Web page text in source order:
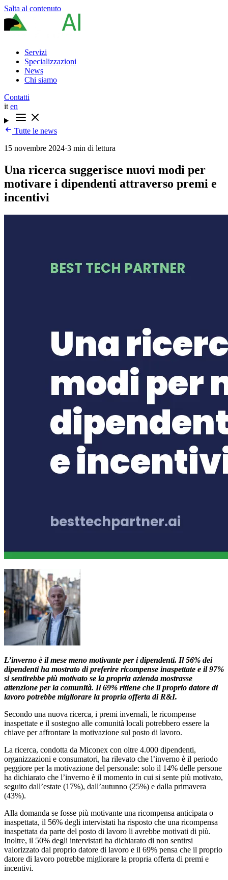
Salta al contenuto
Servizi
Specializzazioni
News
Chi siamo
Contatti
it en
Tutte le news
15 novembre 2024·3 min di lettura
Una ricerca suggerisce nuovi modi per
motivare i dipendenti attraverso premi e
incentivi
L’inverno è il mese meno motivante per i dipendenti. Il 56% dei
dipendenti ha mostrato di preferire ricompense inaspettate e il 97%
si sentirebbe più motivato se la propria azienda mostrasse
attenzione per la comunità. Il 69% ritiene che il proprio datore di
lavoro potrebbe migliorare la propria offerta di R&I.
Secondo una nuova ricerca, i premi invernali, le ricompense
inaspettate e il sostegno alle comunità locali potrebbero essere la
chiave per affrontare la motivazione sul posto di lavoro.
La ricerca, condotta da Miconex con oltre 4.000 dipendenti,
organizzazioni e consumatori, ha rilevato che l’inverno è il periodo
peggiore per la motivazione del personale: solo il 14% delle persone
ha dichiarato che l’inverno è il momento in cui si sente più motivato,
seguito dall’estate (17%), dall’autunno (25%) e dalla primavera
(43%).
Alla domanda se fosse più motivante una ricompensa anticipata o
inaspettata, il 56% degli intervistati ha risposto che una ricompensa
inaspettata da parte del posto di lavoro li avrebbe motivati di più.
Inoltre, il 50% degli intervistati ha dichiarato di non sentirsi
valorizzato dal proprio datore di lavoro e il 69% pensa che il proprio
datore di lavoro potrebbe migliorare la propria offerta di premi e
incentivi.